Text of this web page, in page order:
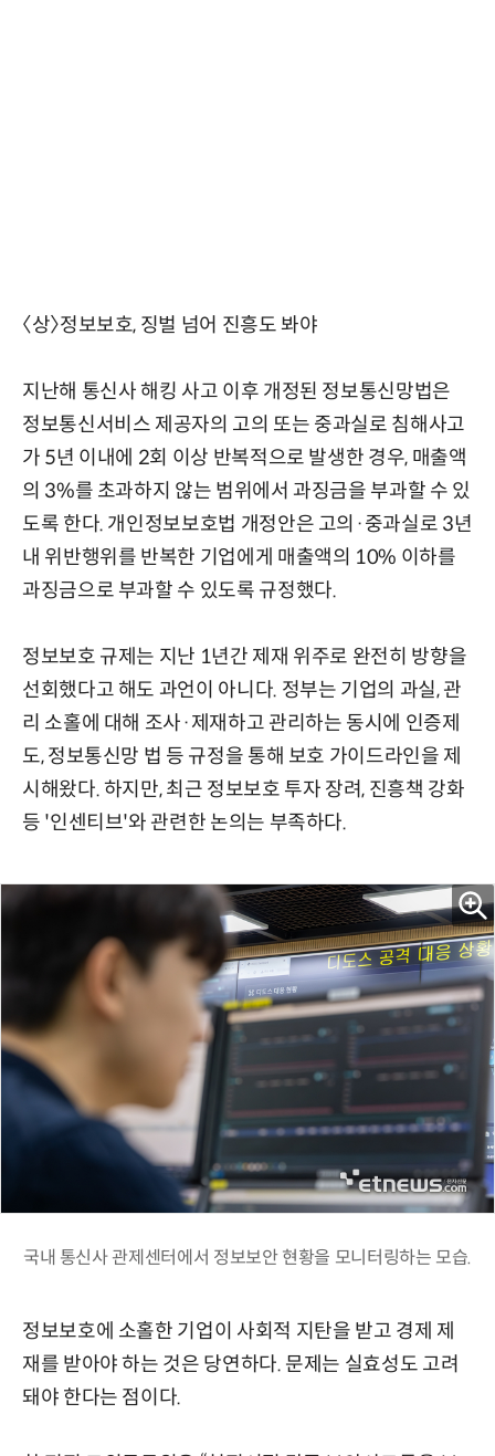
〈상〉정보보호, 징벌 넘어 진흥도 봐야
지난해 통신사 해킹 사고 이후 개정된 정보통신망법은
정보통신서비스 제공자의 고의 또는 중과실로 침해사고
가 5년 이내에 2회 이상 반복적으로 발생한 경우, 매출액
의 3%를 초과하지 않는 범위에서 과징금을 부과할 수 있
도록 한다. 개인정보보호법 개정안은 고의·중과실로 3년
내 위반행위를 반복한 기업에게 매출액의 10% 이하를
과징금으로 부과할 수 있도록 규정했다.
정보보호 규제는 지난 1년간 제재 위주로 완전히 방향을
선회했다고 해도 과언이 아니다. 정부는 기업의 과실, 관
리 소홀에 대해 조사·제재하고 관리하는 동시에 인증제
도, 정보통신망 법 등 규정을 통해 보호 가이드라인을 제
시해왔다. 하지만, 최근 정보보호 투자 장려, 진흥책 강화
등 '인센티브'와 관련한 논의는 부족하다.
국내 통신사 관제센터에서 정보보안 현황을 모니터링하는 모습.
정보보호에 소홀한 기업이 사회적 지탄을 받고 경제 제
재를 받아야 하는 것은 당연하다. 문제는 실효성도 고려
돼야 한다는 점이다.